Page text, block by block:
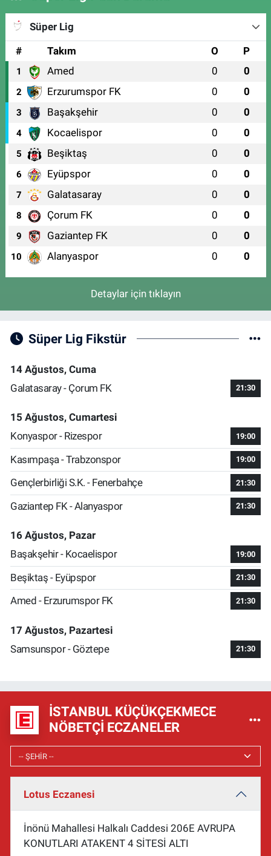
Süper Lig
#
Takım O P
1 Amed 0 0
2 Erzurumspor FK 0 0
3 Başakşehir 0 0
4 Kocaelispor 0 0
5 Beşiktaş 0 0
6 Eyüpspor 0 0
7 Galatasaray 0 0
8 Çorum FK 0 0
9 Gaziantep FK 0 0
10 Alanyaspor 0 0
Detaylar için tıklayın
Süper Lig Fikstür
14 Ağustos, Cuma
Galatasaray - Çorum FK
21:30
15 Ağustos, Cumartesi
Konyaspor - Rizespor
19:00
Kasımpaşa - Trabzonspor 19:00
Gençlerbirliği S.K. - Fenerbahçe 21:30
Gaziantep FK - Alanyaspor 21:30
16 Ağustos, Pazar
Başakşehir - Kocaelispor
19:00
Beşiktaş - Eyüpspor 21:30
Amed - Erzurumspor FK 21:30
17 Ağustos, Pazartesi
Samsunspor - Göztepe
21:30
İSTANBUL KÜÇÜKÇEKMECE
NÖBETÇI ECZANELER
Lotus Eczanesi
İnönü Mahallesi Halkalı Caddesi 206E AVRUPA
KONUTLARI ATAKENT 4 SİTESİ ALTI